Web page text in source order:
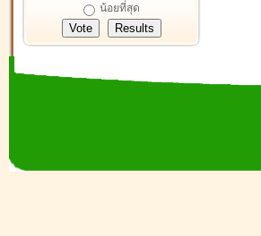
น้อยที่สุด